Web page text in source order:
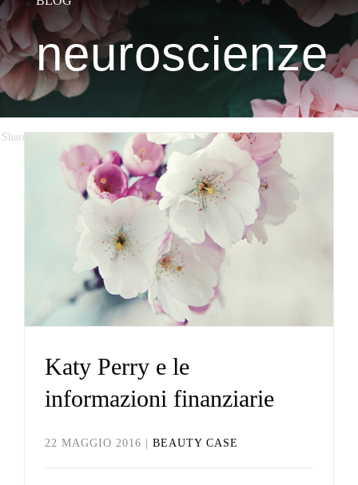
neuroscienze
Katy Perry e le
informazioni finanziarie
Beauty Case
Katy Perry e le
informazioni finanziarie
22 MAGGIO 2016 BEAUTY CASE
Share